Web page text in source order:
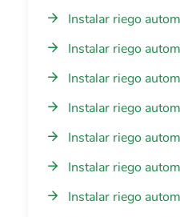
Instalar riego
Instalar riego
Instalar riego
Instalar riego
Instalar riego
Instalar riego
Instalar riego